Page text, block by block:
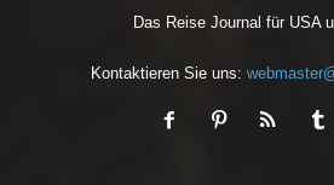
Das Reise Journal für USA
Kontaktieren Sie uns: